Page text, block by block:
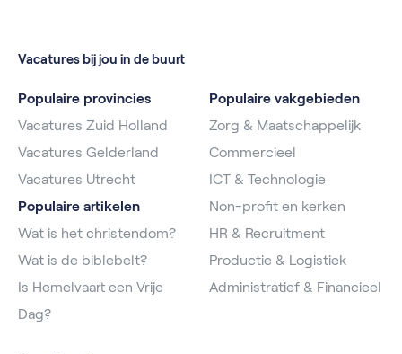
Vacatures bij jou in de buurt
Populaire provincies
Vacatures Zuid Holland
Vacatures Gelderland
Vacatures Utrecht
Populaire artikelen
Wat is het christendom?
Wat is de biblebelt?
Is Hemelvaart een Vrije
Dag?
Populaire vakgebieden
Zorg & Maatschappelijk
Commercieel
ICT & Technologie
Non-profit en kerken
HR & Recruitment
Productie & Logistiek
Administratief & Financieel